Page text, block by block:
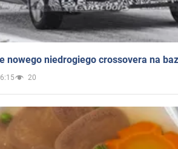
nowego niedrogiego crossovera na
20